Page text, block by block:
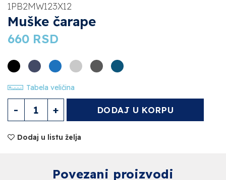
1PB2MW123X12
Muške čarape
660 RSD
Tabela veličina
DODAJ U KORPU
Dodaj u listu želja
Povezani proizvodi